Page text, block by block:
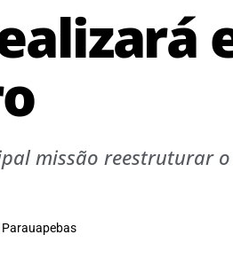
missão reestruturar
Parauapebas